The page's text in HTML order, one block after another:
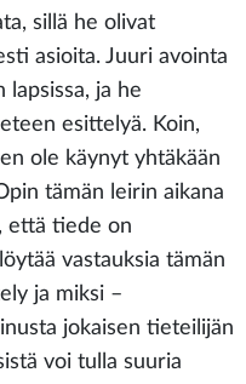
sillä he olivat
asioita. Juuri avointa
lapsissa, ja he
esittelyä. Koin,
ole käynyt yhtäkään
tämän leirin aikana
että tiede on
vastauksia tämän
ja miksi –
jokaisen tieteilijän
voi tulla suuria